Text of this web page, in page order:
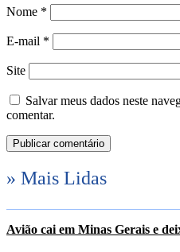
Nome *
E-mail *
Site
Salvar meus dados neste
comentar.
» Mais Lidas
Avião cai em Minas Gerais e